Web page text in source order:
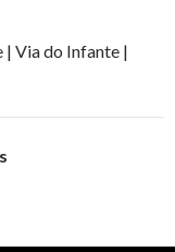
Via do Infante |